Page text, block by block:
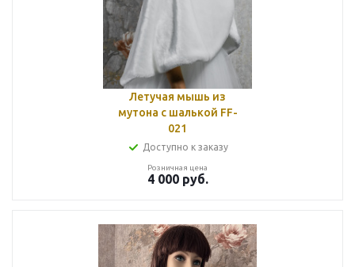
Летучая мышь из
мутона с шалькой FF-
021
Доступно к заказу
Розничная цена
4 000руб.